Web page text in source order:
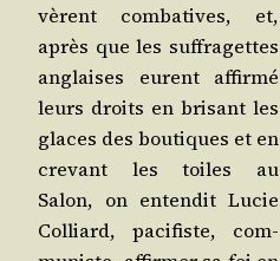
vèrent com­ba­tives, et,
après que les suf­fra­gettes
anglaises eurent affir­mé
leurs droits en bri­sant les
glaces des bou­tiques et en
cre­vant les toiles au
Salon, on enten­dit Lucie
Col­liard, paci­fiste, com­